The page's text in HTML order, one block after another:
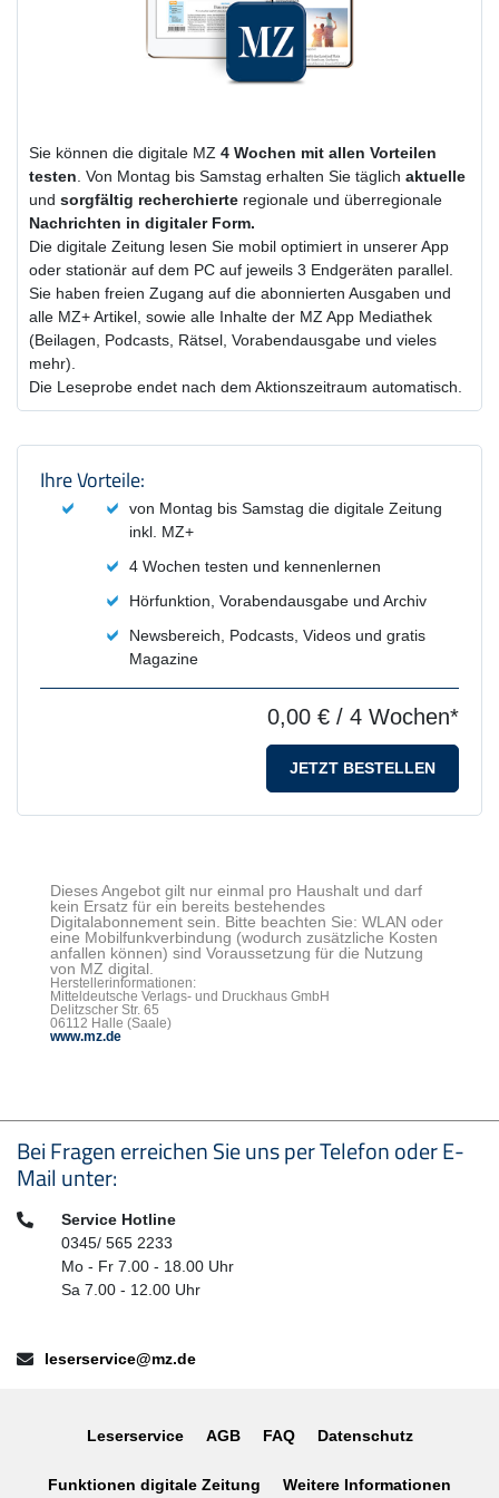
Sie können die digitale MZ 4 Wochen mit allen Vorteilen
testen. Von Montag bis Samstag erhalten Sie täglich aktuelle
und sorgfältig recherchierte regionale und überregionale
Nachrichten in digitaler Form.
Die digitale Zeitung lesen Sie mobil optimiert in unserer App
oder stationär auf dem PC auf jeweils 3 Endgeräten parallel.
Sie haben freien Zugang auf die abonnierten Ausgaben und
alle MZ+ Artikel, sowie alle Inhalte der MZ App Mediathek
(Beilagen, Podcasts, Rätsel, Vorabendausgabe und vieles
mehr).
Die Leseprobe endet nach dem Aktionszeitraum automatisch.
Produktzusammenfassung und
Ihre Vorteile:
von Montag bis Samstag die digitale Zeitung
inkl. MZ+
4 Wochen testen und kennenlernen
Hörfunktion, Vorabendausgabe und Archiv
Newsbereich, Podcasts, Videos und gratis
Magazine
0,00 € / 4 Wochen*
JETZT BESTELLEN
Dieses Angebot gilt nur einmal pro Haushalt und darf
kein Ersatz für ein bereits bestehendes
Digitalabonnement sein. Bitte beachten Sie: WLAN oder
eine Mobilfunkverbindung (wodurch zusätzliche Kosten
anfallen können) sind Voraussetzung für die Nutzung
von MZ digital.
Herstellerinformationen:
Mitteldeutsche Verlags- und Druckhaus GmbH
Delitzscher Str. 65
06112 Halle (Saale)
www.mz.de
Seitenfußbereich
Bei Fragen erreichen Sie uns per Telefon oder E-
Mail unter:
Telefon:Service Hotline
0345/ 565 2233
Mo - Fr 7.00 - 18.00 Uhr
Sa 7.00 - 12.00 Uhr
E-Mail:leserservice@mz.de
Leserservice AGB FAQ Datenschutz
Funktionen digitale Zeitung Weitere Informationen